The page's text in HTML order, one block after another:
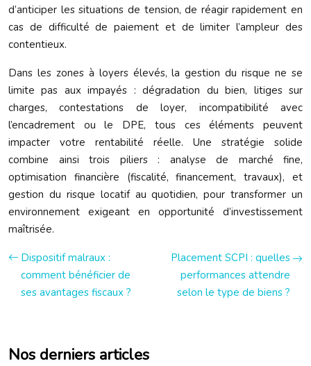
d’anticiper les situations de tension, de réagir rapidement en
cas de difficulté de paiement et de limiter l’ampleur des
contentieux.
Dans les zones à loyers élevés, la gestion du risque ne se
limite pas aux impayés : dégradation du bien, litiges sur
charges, contestations de loyer, incompatibilité avec
l’encadrement ou le DPE, tous ces éléments peuvent
impacter votre rentabilité réelle. Une stratégie solide
combine ainsi trois piliers : analyse de marché fine,
optimisation financière (fiscalité, financement, travaux), et
gestion du risque locatif au quotidien, pour transformer un
environnement exigeant en opportunité d’investissement
maîtrisée.
Dispositif malraux :
comment bénéficier de
ses avantages fiscaux ?
Placement SCPI : quelles
performances attendre
selon le type de biens ?
Nos derniers articles